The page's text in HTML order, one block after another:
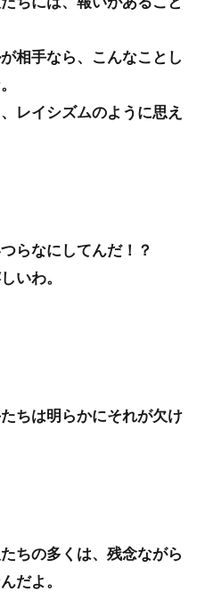
相手なら、こんなことし
レイシズムのように思え
らなにしてんだ！？
いわ。
ちは明らかにそれが欠け
ちの多くは、残念ながら
だよ。